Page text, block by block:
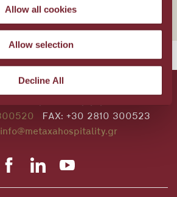
Allow all cookies
Allow selection
Decline All
FAX: +30 2810 300523
info@metaxahospitality.gr